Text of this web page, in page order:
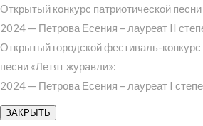
Открытый конкурс патриотической
2024 — Петрова Есения – лауреат II
Открытый городской фестиваль-
песни «Летят журавли»:
2024 — Петрова Есения – лауреат I
ЗАКРЫТЬ